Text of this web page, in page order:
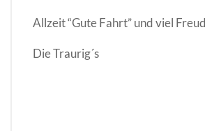
Allzeit “Gute Fahrt” und viel
Die Traurig´s